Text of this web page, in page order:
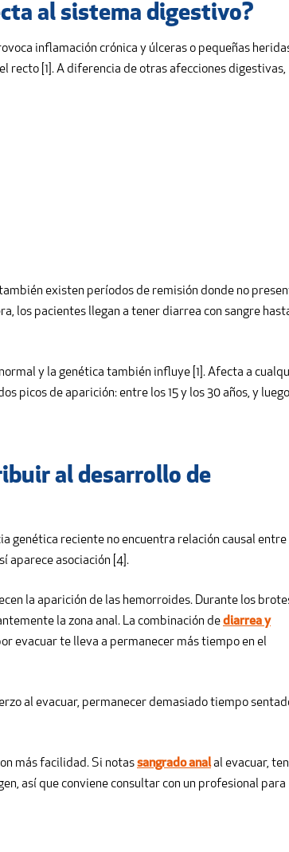
al sistema digestivo?
inflamación crónica y úlceras o pequeñas
recto [1]. A diferencia de otras afecciones digestivas,
existen períodos de remisión donde no
los pacientes llegan a tener diarrea con sangre
y la genética también influye [1]. Afecta a
picos de aparición: entre los 15 y los 30 años, y luego
al desarrollo de
genética reciente no encuentra relación causal entre
aparece asociación [4].
la aparición de las hemorroides. Durante los
la zona anal. La combinación dediarrea y
evacuar te lleva a permanecer más tiempo en el
al evacuar, permanecer demasiado tiempo
más facilidad. Si notassangrado analal evacuar,
así que conviene consultar con un profesional para